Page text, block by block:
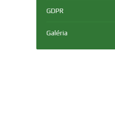
GDPR
Galéria